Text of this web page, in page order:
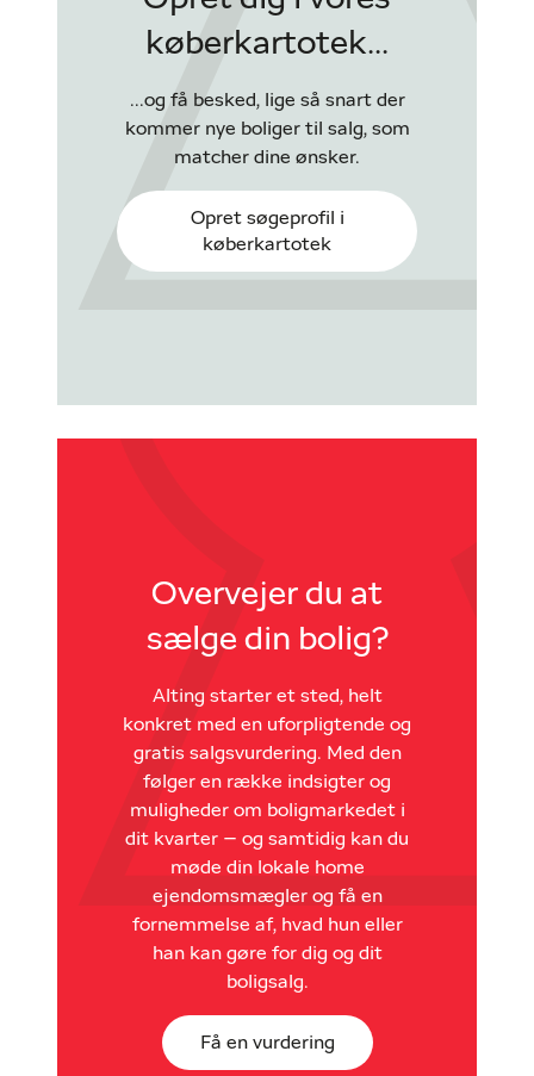
køberkartotek...
...og få besked, lige så snart der
kommer nye boliger til salg, som
matcher dine ønsker.
Opret søgeprofil i
køberkartotek
Overvejer du at
sælge din bolig?
Alting starter et sted, helt
konkret med en uforpligtende og
gratis salgsvurdering. Med den
følger en række indsigter og
muligheder om boligmarkedet i
dit kvarter – og samtidig kan du
møde din lokale home
ejendomsmægler og få en
fornemmelse af, hvad hun eller
han kan gøre for dig og dit
boligsalg.
Få en vurdering